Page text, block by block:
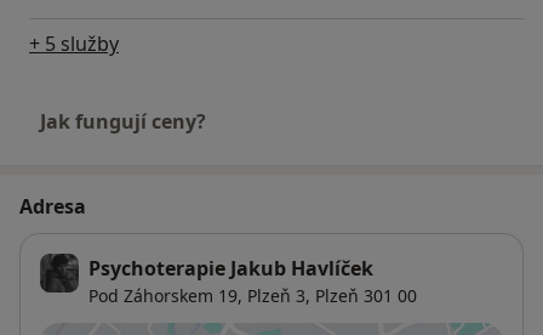
+ 5 služby
Jak fungují ceny?
Adresa
Psychoterapie Jakub Havlíček
Pod Záhorskem 19, Plzeň 3, Plzeň 301 00